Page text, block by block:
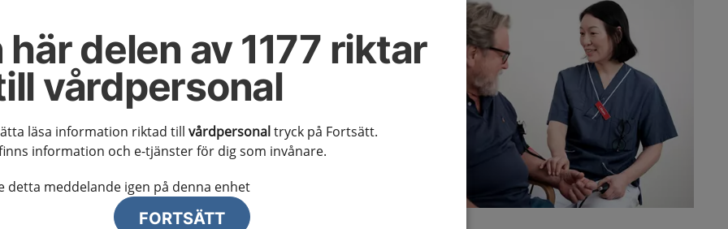
här delen av 1177 riktar
vårdpersonal
läsa information riktad till vårdpersonaltryck på Fortsätt.
information och e-tjänster för dig som invånare.
detta meddelande igen på denna enhet
FORTSÄTT
system för
infrastruktur som finns för
för utredning, behandling
finns tillgängliga
egna webbplatser eller